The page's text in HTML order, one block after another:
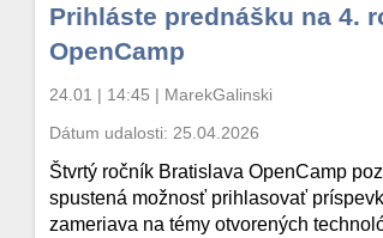
Prihláste prednášku na 4.
OpenCamp
24.01 | 14:45 | MarekGalinski
Dátum udalosti: 25.04.2026
Štvrtý ročník Bratislava OpenCamp
spustená možnosť prihlasovať
zameriava na témy otvorených